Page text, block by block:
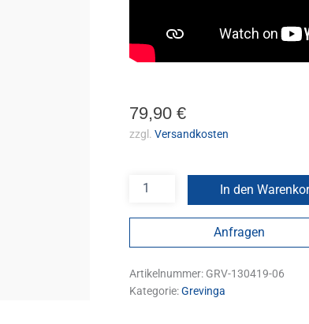
79,90 €
zzgl. Versandkosten
In den
Anfragen
Artikelnummer: GRV-130419-06
Kategorie:Grevinga